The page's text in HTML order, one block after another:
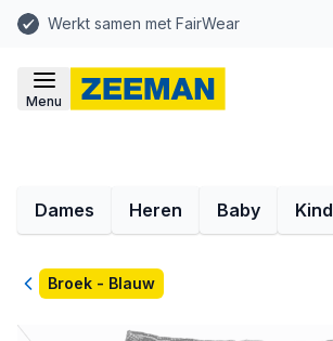
Werkt samen met FairWear
Menu
Dames Heren Baby Kind
TerugBroek - Blauw